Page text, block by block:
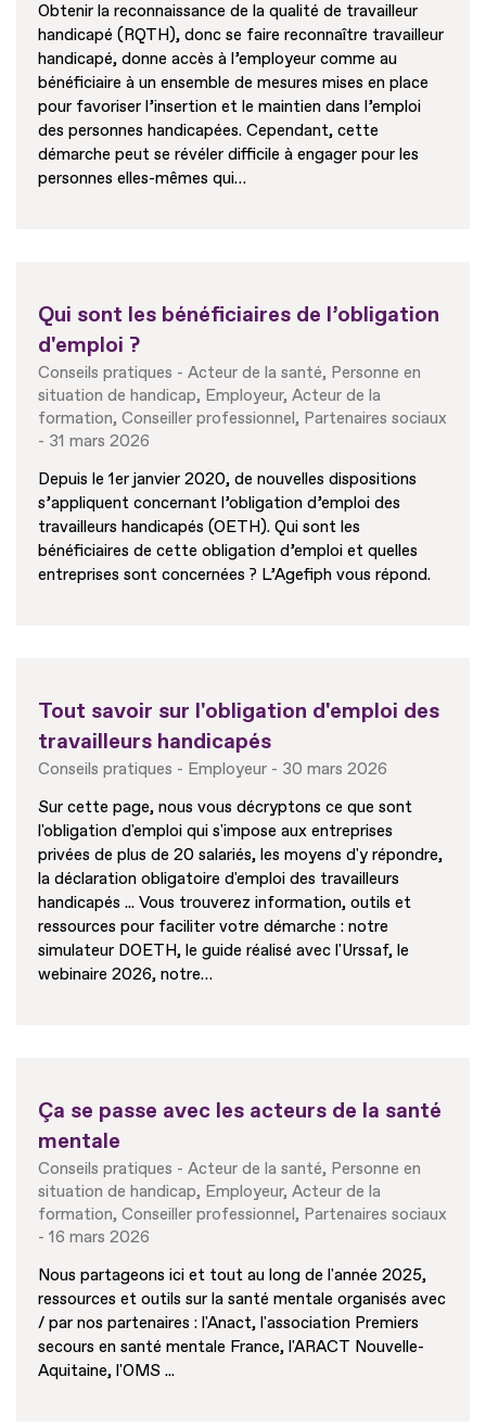
Obtenir la reconnaissance de la qualité de travailleur
handicapé (RQTH), donc se faire reconnaître travailleur
handicapé, donne accès à l’employeur comme au
bénéficiaire à un ensemble de mesures mises en place
pour favoriser l’insertion et le maintien dans l’emploi
des personnes handicapées. Cependant, cette
démarche peut se révéler difficile à engager pour les
personnes elles-mêmes qui…
Qui sont les bénéficiaires de l’obligation
d'emploi ?
Conseils pratiques Acteur de la santé Personne en
situation de handicap Employeur Acteur de la
formation Conseiller professionnel Partenaires sociaux
31 mars 2026
Depuis le 1er janvier 2020, de nouvelles dispositions
s’appliquent concernant l’obligation d’emploi des
travailleurs handicapés (OETH). Qui sont les
bénéficiaires de cette obligation d’emploi et quelles
entreprises sont concernées ? L’Agefiph vous répond.
Tout savoir sur l'obligation d'emploi des
travailleurs handicapés
Conseils pratiques Employeur
30 mars 2026
Sur cette page, nous vous décryptons ce que sont
l'obligation d'emploi qui s'impose aux entreprises
privées de plus de 20 salariés, les moyens d'y répondre,
la déclaration obligatoire d'emploi des travailleurs
handicapés ... Vous trouverez information, outils et
ressources pour faciliter votre démarche : notre
simulateur DOETH, le guide réalisé avec l'Urssaf, le
webinaire 2026, notre…
Ça se passe avec les acteurs de la santé
mentale
Conseils pratiques Acteur de la santé Personne en
situation de handicap Employeur Acteur de la
formation Conseiller professionnel Partenaires sociaux
16 mars 2026
Nous partageons ici et tout au long de l'année 2025,
ressources et outils sur la santé mentale organisés avec
/ par nos partenaires : l'Anact, l'association Premiers
secours en santé mentale France, l'ARACT Nouvelle-
Aquitaine, l'OMS ...